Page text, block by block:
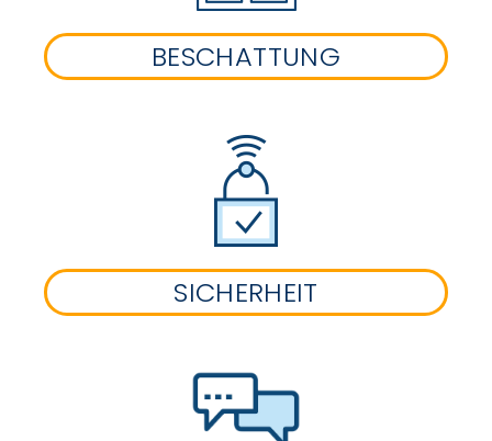
BESCHATTUNG
SICHERHEIT